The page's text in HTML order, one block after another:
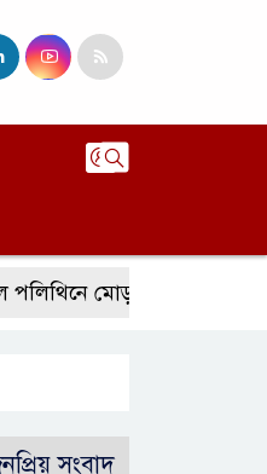
মোড়ানো মরদেহ, মেলেনি
সংবাদ